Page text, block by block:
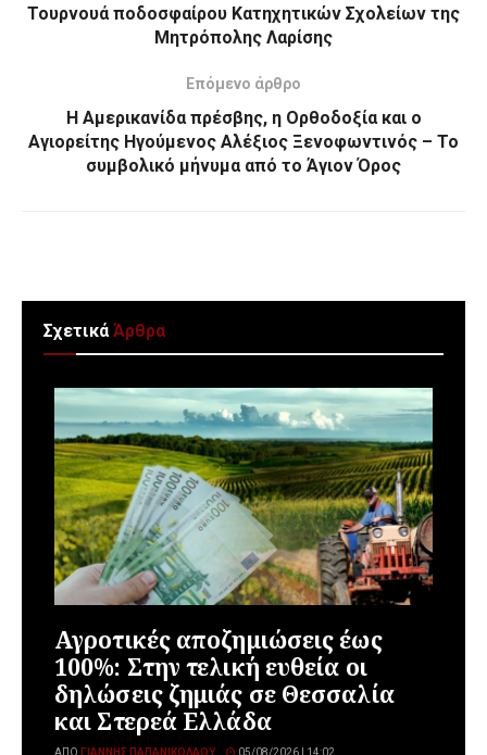
Τουρνουά ποδοσφαίρου Κατηχητικών Σχολείων της
Μητρόπολης Λαρίσης
Επόμενο άρθρο
Η Αμερικανίδα πρέσβης, η Ορθοδοξία και ο
Αγιορείτης Ηγούμενος Αλέξιος Ξενοφωντινός – Το
συμβολικό μήνυμα από το Άγιον Όρος
ΣχετικάΆρθρα
Αγροτικές αποζημιώσεις έως
100%: Στην τελική ευθεία οι
δηλώσεις ζημιάς σε Θεσσαλία
και Στερεά Ελλάδα
ΑΠΌ ΓΙΆΝΝΗΣ ΠΑΠΑΝΙΚΟΛΆΟΥ 05/08/2026 | 14:02